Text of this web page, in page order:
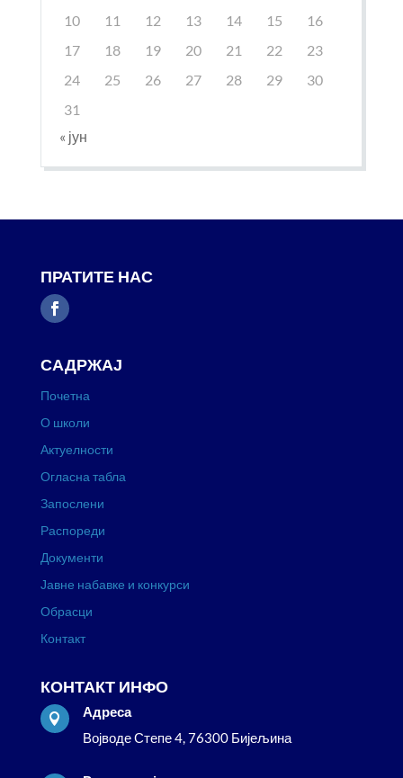
10
11 12 13 14 15
16
17
18 19 20 21 22
23
24
25 26 27 28 29
30
31
« јун
ПРАТИТЕ НАС
САДРЖАЈ
Почетна
О школи
Актуелности
Огласна табла
Запослени
Распореди
Документи
Јавне набавке и конкурси
Обрасци
Контакт
КОНТАКТ ИНФО

Адреса
Војводе Степе 4, 76300 Бијељина